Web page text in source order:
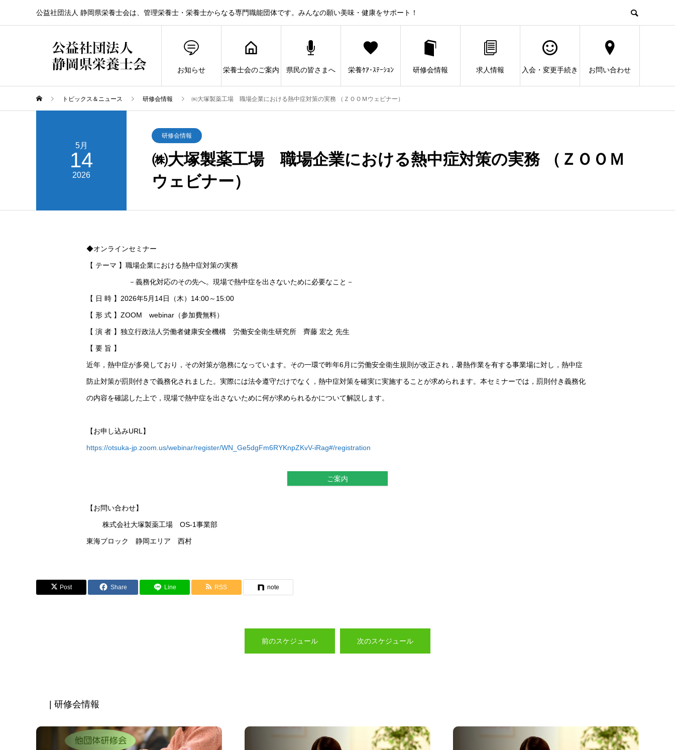
公益社団法人 静岡県栄養士会は、管理栄養士・栄養士からなる専門職能団体です。みんなの願い美味・健康をサポート！
お知らせ 栄養士会のご案内 県民の皆さまへ 栄養ｹｱ･ｽﾃｰｼｮﾝ 研修会情報 求人情報 入会・変更手続き お問い合わせ
トピックス＆ニュース 研修会情報 ㈱大塚製薬工場 職場企業における熱中症対策の実務 （ＺＯＯＭウェビナー）
5月
14
2026
研修会情報
㈱大塚製薬工場 職場企業における熱中症対策の実務 （ＺＯＯＭ
ウェビナー）
◆オンラインセミナー
【 テーマ 】職場企業における熱中症対策の実務
－義務化対応のその先へ。現場で熱中症を出さないために必要なこと－
【 日 時 】2026年5月14日（木）14:00～15:00
【 形 式 】ZOOM webinar（参加費無料）
【 演 者 】独立行政法人労働者健康安全機構 労働安全衛生研究所 齊藤 宏之 先生
【 要 旨 】
近年，熱中症が多発しており，その対策が急務になっています。その一環で昨年6月に労働安全衛生規則が改正され，暑熱作業を有する事業場に対し，熱中症
防止対策が罰則付きで義務化されました。実際には法令遵守だけでなく，熱中症対策を確実に実施することが求められます。本セミナーでは，罰則付き義務化
の内容を確認した上で，現場で熱中症を出さないために何が求められるかについて解説します。
【お申し込みURL】
https://otsuka-jp.zoom.us/webinar/register/WN_Ge5dgFm6RYKnpZKvV-iRag#/registration
ご案内
【お問い合わせ】
株式会社大塚製薬工場 OS-1事業部
東海ブロック 静岡エリア 西村
Post Share Line RSS note
前のスケジュール 次のスケジュール
| 研修会情報